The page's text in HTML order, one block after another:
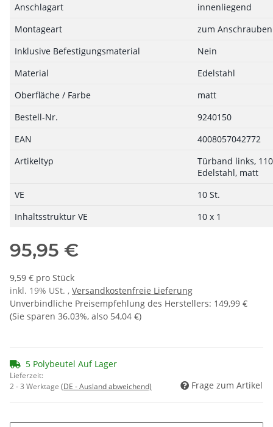
Anschlagart
innenliegend
Montageart
zum Anschrauben
Inklusive Befestigungsmaterial
Nein
Material
Edelstahl
Oberfläche / Farbe
matt
Bestell-Nr.
9240150
EAN
4008057042772
Artikeltyp
Türband links,
Edelstahl, matt
VE
10 St.
Inhaltsstruktur VE
10 x 1
95,95 €
9,59 € pro Stück
inkl. 19% USt. , Versandkostenfreie Lieferung
Unverbindliche Preisempfehlung des Herstellers: 149,99 €
(Sie sparen 36.03%, also 54,04 €)
5 Polybeutel Auf Lager
Lieferzeit:
2 - 3 Werktage (DE - Ausland abweichend) Frage zum Artikel